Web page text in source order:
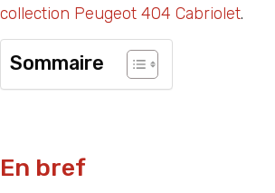
collection Peugeot 404 Cabriolet.
Sommaire
En bref